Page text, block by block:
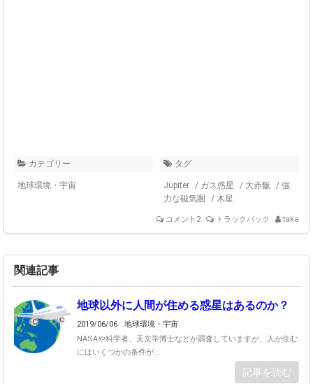
カテゴリー
地球環境・宇宙
タグ
Jupiter / ガス惑星 / 大赤飯 / 強
力な磁気圏
/ 木星
コメント2 トラックバック taka
関連記事
地球以外に人間が住める惑星はあるのか？
2019/06/06
地球環境・宇宙
NASAや科学者、天文学博士などが調査していますが、人が住む
にはいくつかの条件が...
記事を読む